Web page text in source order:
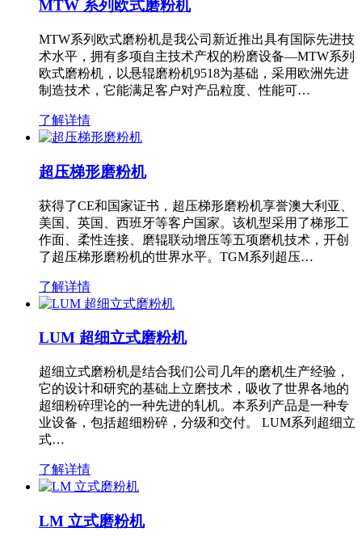
MTW 系列欧式磨粉机
MTW系列欧式磨粉机是我公司新近推出具有国际先进技
术水平，拥有多项自主技术产权的粉磨设备—MTW系列
欧式磨粉机，以悬辊磨粉机9518为基础，采用欧洲先进
制造技术，它能满足客户对产品粒度、性能可…
了解详情
超压梯形磨粉机
获得了CE和国家证书，超压梯形磨粉机享誉澳大利亚、
美国、英国、西班牙等客户国家。该机型采用了梯形工
作面、柔性连接、磨辊联动增压等五项磨机技术，开创
了超压梯形磨粉机的世界水平。TGM系列超压…
了解详情
LUM 超细立式磨粉机
超细立式磨粉机是结合我们公司几年的磨机生产经验，
它的设计和研究的基础上立磨技术，吸收了世界各地的
超细粉碎理论的一种先进的轧机。本系列产品是一种专
业设备，包括超细粉碎，分级和交付。 LUM系列超细立
式…
了解详情
LM 立式磨粉机